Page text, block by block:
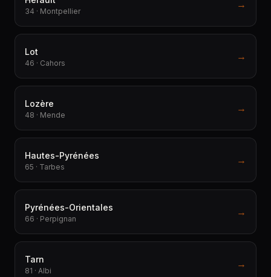
34 · Montpellier
→
Lot
46 · Cahors
→
Lozère
48 · Mende
→
Hautes-Pyrénées
65 · Tarbes
→
Pyrénées-Orientales
66 · Perpignan
→
Tarn
81 · Albi
→